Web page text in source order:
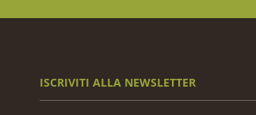
ISCRIVITI ALLA NEWSLETTER